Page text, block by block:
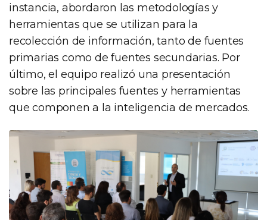
instancia, abordaron las metodologías y
herramientas que se utilizan para la
recolección de información, tanto de fuentes
primarias como de fuentes secundarias. Por
último, el equipo realizó una presentación
sobre las principales fuentes y herramientas
que componen a la inteligencia de mercados.